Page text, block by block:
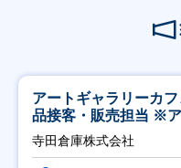
アートギャラリーカ
品接客・販売担当 ※
寺田倉庫株式会社